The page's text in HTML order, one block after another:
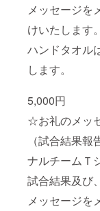
メッセージを
けいたします。
ハンドタオル
します。
5,000円
☆お礼のメッ
（試合結果
ナルチームＴ
試合結果及び
メッセージを